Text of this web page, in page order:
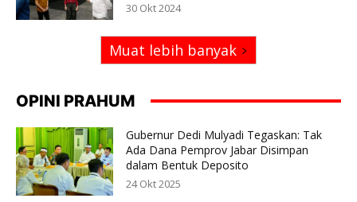
30 Okt 2024
Muat lebih banyak
OPINI PRAHUM
Gubernur Dedi Mulyadi Tegaskan: Tak
Ada Dana Pemprov Jabar Disimpan
dalam Bentuk Deposito
24 Okt 2025